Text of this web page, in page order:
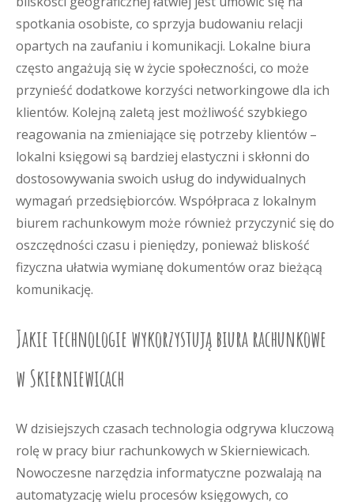
spotkania osobiste, co sprzyja budowaniu relacji
opartych na zaufaniu i komunikacji. Lokalne biura
często angażują się w życie społeczności, co może
przynieść dodatkowe korzyści networkingowe dla ich
klientów. Kolejną zaletą jest możliwość szybkiego
reagowania na zmieniające się potrzeby klientów –
lokalni księgowi są bardziej elastyczni i skłonni do
dostosowywania swoich usług do indywidualnych
wymagań przedsiębiorców. Współpraca z lokalnym
biurem rachunkowym może również przyczynić się do
oszczędności czasu i pieniędzy, ponieważ bliskość
fizyczna ułatwia wymianę dokumentów oraz bieżącą
komunikację.
Jakie technologie wykorzystują biura rachunkowe
w Skierniewicach
W dzisiejszych czasach technologia odgrywa kluczową
rolę w pracy biur rachunkowych w Skierniewicach.
Nowoczesne narzędzia informatyczne pozwalają na
automatyzację wielu procesów księgowych, co